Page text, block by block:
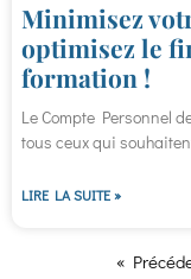
Minimisez
optimisez le
formation !
Le Compte Personnel
tous ceux qui
LIRE LA SUITE »
«